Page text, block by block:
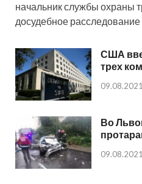
начальник службы охраны
досудебное
США
трех
09.08.2021
Во
09.08.2021